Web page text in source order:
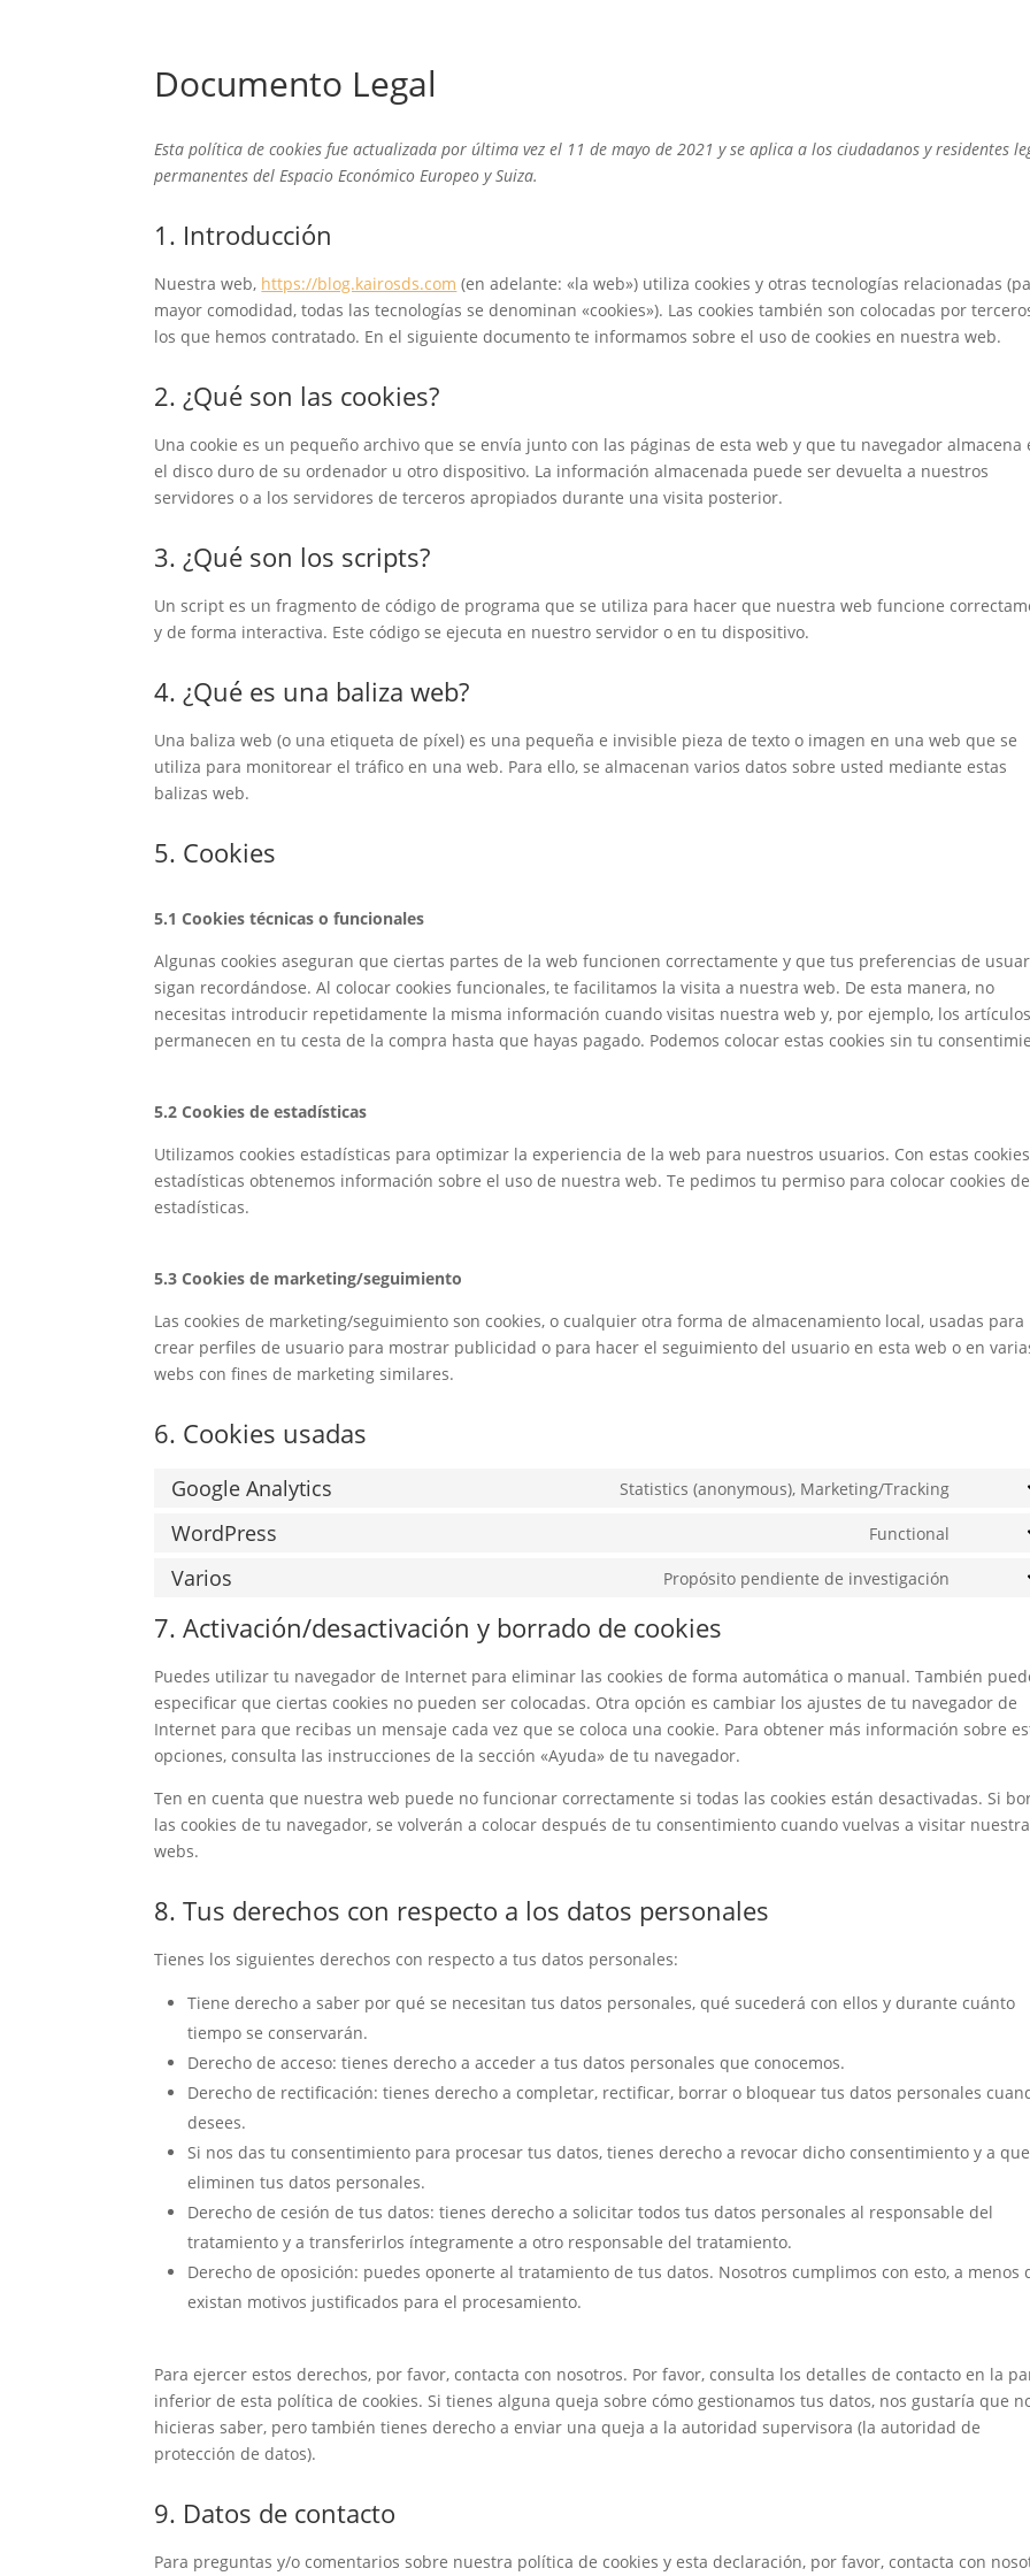
Documento Legal
Esta política de cookies fue actualizada por última vez el 11 de mayo de 2021 y se aplica a los ciudadanos y residentes
permanentes del Espacio Económico Europeo y Suiza.
1. Introducción
Nuestra web, https://blog.kairosds.com (en adelante: «la web») utiliza cookies y otras tecnologías relacionadas
mayor comodidad, todas las tecnologías se denominan «cookies»). Las cookies también son colocadas por
los que hemos contratado. En el siguiente documento te informamos sobre el uso de cookies en nuestra web.
2. ¿Qué son las cookies?
Una cookie es un pequeño archivo que se envía junto con las páginas de esta web y que tu navegador almacena
el disco duro de su ordenador u otro dispositivo. La información almacenada puede ser devuelta a nuestros
servidores o a los servidores de terceros apropiados durante una visita posterior.
3. ¿Qué son los scripts?
Un script es un fragmento de código de programa que se utiliza para hacer que nuestra web funcione
y de forma interactiva. Este código se ejecuta en nuestro servidor o en tu dispositivo.
4. ¿Qué es una baliza web?
Una baliza web (o una etiqueta de píxel) es una pequeña e invisible pieza de texto o imagen en una web que se
utiliza para monitorear el tráfico en una web. Para ello, se almacenan varios datos sobre usted mediante estas
balizas web.
5. Cookies
5.1 Cookies técnicas o funcionales
Algunas cookies aseguran que ciertas partes de la web funcionen correctamente y que tus preferencias de
sigan recordándose. Al colocar cookies funcionales, te facilitamos la visita a nuestra web. De esta manera, no
necesitas introducir repetidamente la misma información cuando visitas nuestra web y, por ejemplo, los artículos
permanecen en tu cesta de la compra hasta que hayas pagado. Podemos colocar estas cookies sin tu
5.2 Cookies de estadísticas
Utilizamos cookies estadísticas para optimizar la experiencia de la web para nuestros usuarios. Con estas cookies
estadísticas obtenemos información sobre el uso de nuestra web. Te pedimos tu permiso para colocar cookies de
estadísticas.
5.3 Cookies de marketing/seguimiento
Las cookies de marketing/seguimiento son cookies, o cualquier otra forma de almacenamiento local, usadas para
crear perfiles de usuario para mostrar publicidad o para hacer el seguimiento del usuario en esta web o en
webs con fines de marketing similares.
6. Cookies usadas
Google Analytics Statistics (anonymous), Marketing/Tracking
WordPress Functional
Varios Propósito pendiente de investigación
varios
7. Activación/desactivación y borrado de cookies
Puedes utilizar tu navegador de Internet para eliminar las cookies de forma automática o manual. También
especificar que ciertas cookies no pueden ser colocadas. Otra opción es cambiar los ajustes de tu navegador de
Internet para que recibas un mensaje cada vez que se coloca una cookie. Para obtener más información sobre
opciones, consulta las instrucciones de la sección «Ayuda» de tu navegador.
Ten en cuenta que nuestra web puede no funcionar correctamente si todas las cookies están desactivadas. Si
las cookies de tu navegador, se volverán a colocar después de tu consentimiento cuando vuelvas a visitar
webs.
8. Tus derechos con respecto a los datos personales
Tienes los siguientes derechos con respecto a tus datos personales:
Tiene derecho a saber por qué se necesitan tus datos personales, qué sucederá con ellos y durante cuánto
tiempo se conservarán.
Derecho de acceso: tienes derecho a acceder a tus datos personales que conocemos.
Derecho de rectificación: tienes derecho a completar, rectificar, borrar o bloquear tus datos personales
desees.
Si nos das tu consentimiento para procesar tus datos, tienes derecho a revocar dicho consentimiento y a
eliminen tus datos personales.
Derecho de cesión de tus datos: tienes derecho a solicitar todos tus datos personales al responsable del
tratamiento y a transferirlos íntegramente a otro responsable del tratamiento.
Derecho de oposición: puedes oponerte al tratamiento de tus datos. Nosotros cumplimos con esto, a menos
existan motivos justificados para el procesamiento.
Para ejercer estos derechos, por favor, contacta con nosotros. Por favor, consulta los detalles de contacto en la
inferior de esta política de cookies. Si tienes alguna queja sobre cómo gestionamos tus datos, nos gustaría que
hicieras saber, pero también tienes derecho a enviar una queja a la autoridad supervisora (la autoridad de
protección de datos).
9. Datos de contacto
Para preguntas y/o comentarios sobre nuestra política de cookies y esta declaración, por favor, contacta con